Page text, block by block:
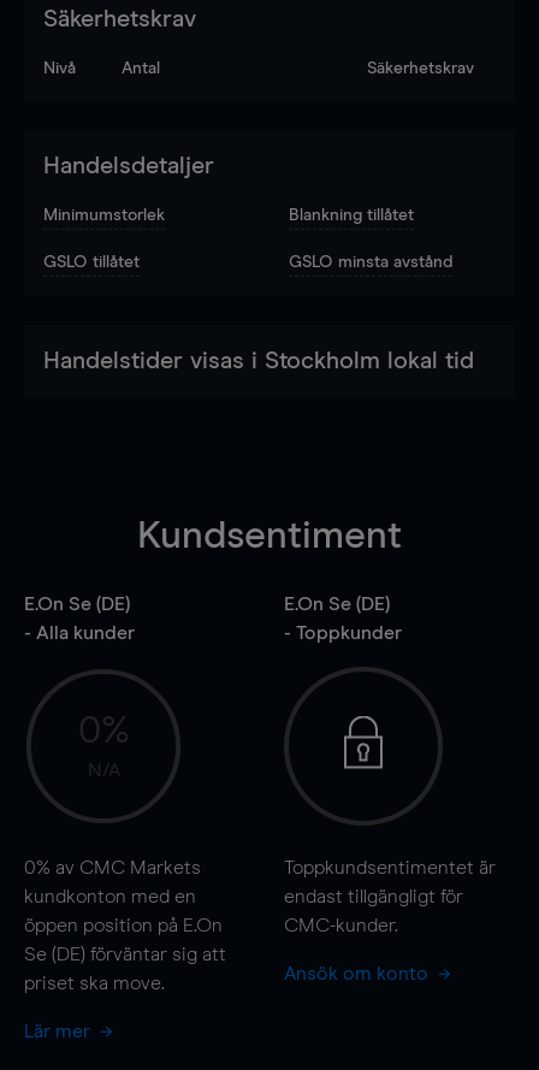
Säkerhetskrav
Nivå Antal Säkerhetskrav
Handelsdetaljer
Minimumstorlek Blankning tillåtet
GSLO tillåtet GSLO minsta avstånd
Handelstider visas i Stockholm lokal tid
Kundsentiment
E.On Se (DE)
- Alla kunder
0%
N/A
0% av CMC Markets
kundkonton med en
öppen position på E.On
Se (DE) förväntar sig att
priset ska move.
Lär mer
E.On Se (DE)
- Toppkunder
Toppkundsentimentet är
endast tillgängligt för
CMC-kunder.
Ansök om konto